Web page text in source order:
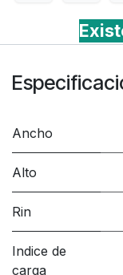
Ancho
Alto
Rin
Indice de
carga